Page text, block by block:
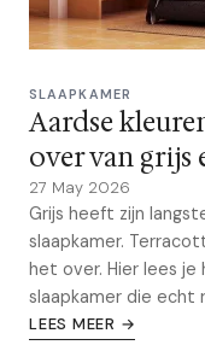
SLAAPKAMER
Aardse
over van grijs
27 May 2026
Grijs heeft zijn
slaapkamer.
het over. Hier lees
slaapkamer die echt
LEES MEER →